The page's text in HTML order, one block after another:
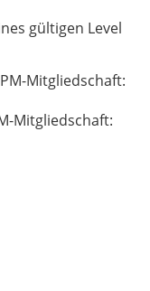
gültigen Level
Mitgliedschaft:
Mitgliedschaft: